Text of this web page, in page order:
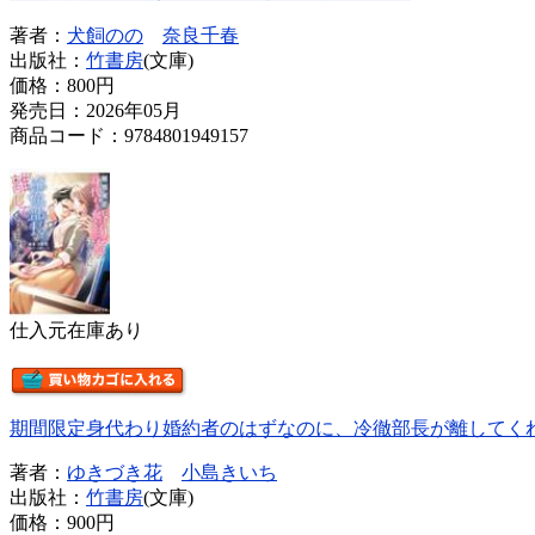
著者： 犬飼のの
奈良千春
出版社： 竹書房(文庫)
価格： 800円
発売日：2026年05月
商品コード：9784801949157
仕入元在庫あり
期間限定身代わり婚約者のはずなのに、冷徹部長が離してく
著者： ゆきづき花
小島きいち
出版社： 竹書房(文庫)
価格： 900円